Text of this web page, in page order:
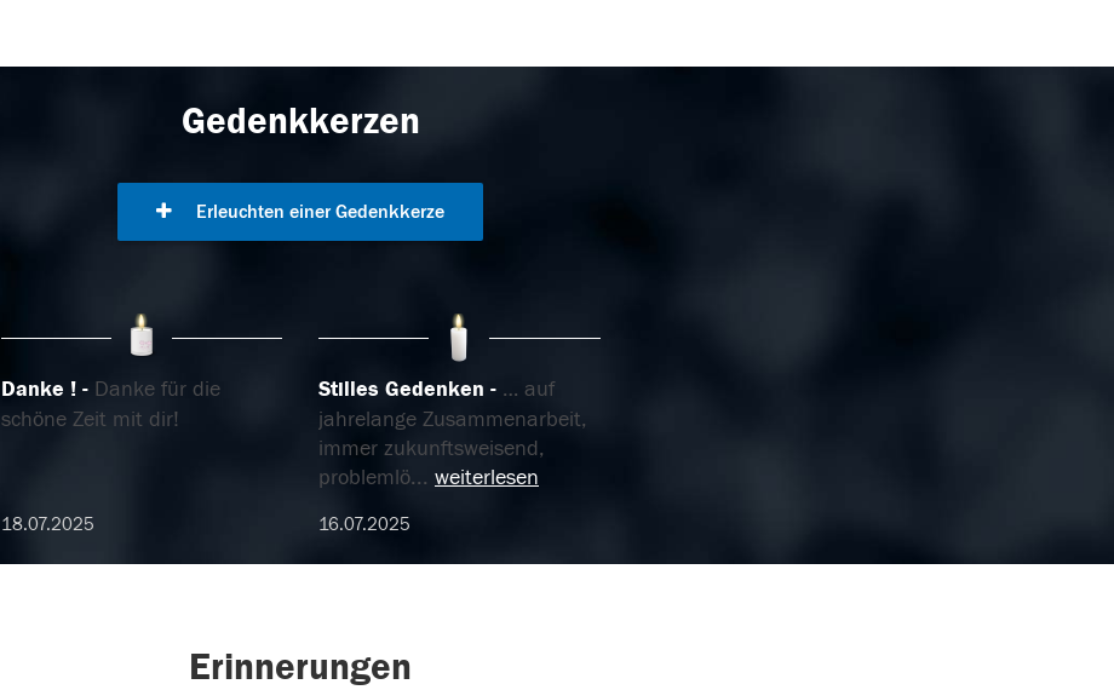
Gedenkkerzen
Erleuchten einer Gedenkkerze
Danke !
Danke für die
schöne Zeit mit dir!
18.07.2025
Stilles Gedenken
… auf
jahrelange Zusammenarbeit,
immer zukunftsweisend,
problemlö... weiterlesen
16.07.2025
Erinnerungen